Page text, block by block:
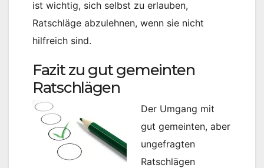
ist wichtig, sich selbst zu erlauben,
Ratschläge abzulehnen, wenn sie nicht
hilfreich sind.
Fazit zu gut gemeinten
Ratschlägen
Der Umgang mit
gut gemeinten, aber
ungefragten
Ratschlägen